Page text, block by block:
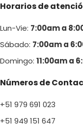
Horarios de
Lun-Vie: 7:00am a
Sábado: 7:00am a
Domingo: 11:00am a
Números de
+51 979 691 023
+51 949 151 647